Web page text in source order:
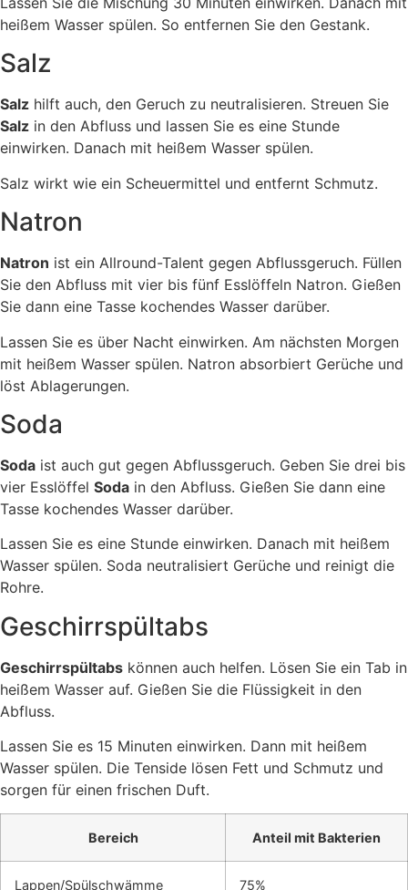
heißem Wasser spülen. So entfernen Sie den Gestank.
Salz
Salz hilft auch, den Geruch zu neutralisieren. Streuen Sie
Salz in den Abfluss und lassen Sie es eine Stunde
einwirken. Danach mit heißem Wasser spülen.
Salz wirkt wie ein Scheuermittel und entfernt Schmutz.
Natron
Natron ist ein Allround-Talent gegen Abflussgeruch. Füllen
Sie den Abfluss mit vier bis fünf Esslöffeln Natron. Gießen
Sie dann eine Tasse kochendes Wasser darüber.
Lassen Sie es über Nacht einwirken. Am nächsten Morgen
mit heißem Wasser spülen. Natron absorbiert Gerüche und
löst Ablagerungen.
Soda
Soda ist auch gut gegen Abflussgeruch. Geben Sie drei bis
vier Esslöffel Soda in den Abfluss. Gießen Sie dann eine
Tasse kochendes Wasser darüber.
Lassen Sie es eine Stunde einwirken. Danach mit heißem
Wasser spülen. Soda neutralisiert Gerüche und reinigt die
Rohre.
Geschirrspültabs
Geschirrspültabs können auch helfen. Lösen Sie ein Tab in
heißem Wasser auf. Gießen Sie die Flüssigkeit in den
Abfluss.
Lassen Sie es 15 Minuten einwirken. Dann mit heißem
Wasser spülen. Die Tenside lösen Fett und Schmutz und
sorgen für einen frischen Duft.
Bereich Anteil mit Bakterien
Lappen/Spülschwämme 75%